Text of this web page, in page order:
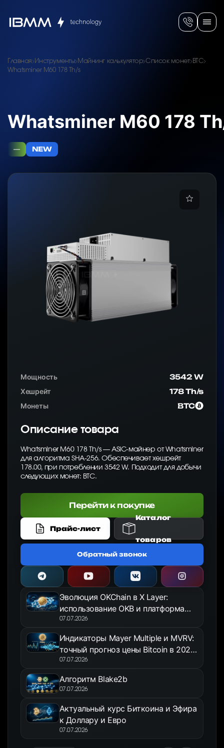
Главная Инструменты Майнинг калькулятор Список монет BTC
Whatsminer M60 178 Th/s
Whatsminer M60 178
— NEW
Мощность
3542 W
Хешрейт
178 Th/s
Монеты
BTC
Описание товара
Whatsminer M60 178 Th/s — ASIC-майнер от Whatsminer
для алгоритма SHA-256. Обеспечивает хешрейт
178.00, при потреблении 3542 W. Подходит для добычи
следующих монет: BTC.
Перейти к покупке
Прайс-лист
Каталог
товаров
Обратный звонок
Эволюция OKChain в X Layer:
использование OKB и платформа
OKX Jumpstart в 2026 году
07.07.2026
Индикаторы Mayer Multiple и MVRV:
точный прогноз цены Bitcoin в 2026
году
07.07.2026
Алгоритм Blake2b
07.07.2026
Актуальный курс Биткоина и Эфира
к Доллару и Евро
07.07.2026